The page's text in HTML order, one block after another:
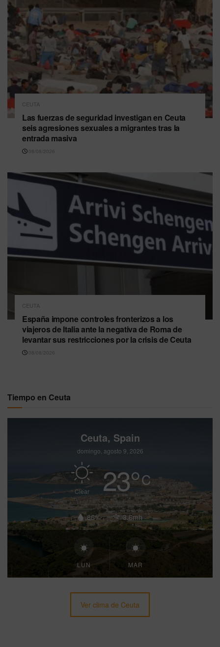
CEUTA
Las fuerzas de seguridad investigan en Ceuta
seis agresiones sexuales a migrantes tras la
entrada masiva
08/08/2026
CEUTA
España impone controles fronterizos a los
viajeros de Italia ante la negativa de Roma de
levantar sus restricciones por la crisis de Ceuta
08/08/2026
Tiempo en Ceuta
Ceuta, Spain
domingo, agosto 9, 2026
Clear 23°C
86% 3.6mh
LUN MAR
Ver clima de Ceuta